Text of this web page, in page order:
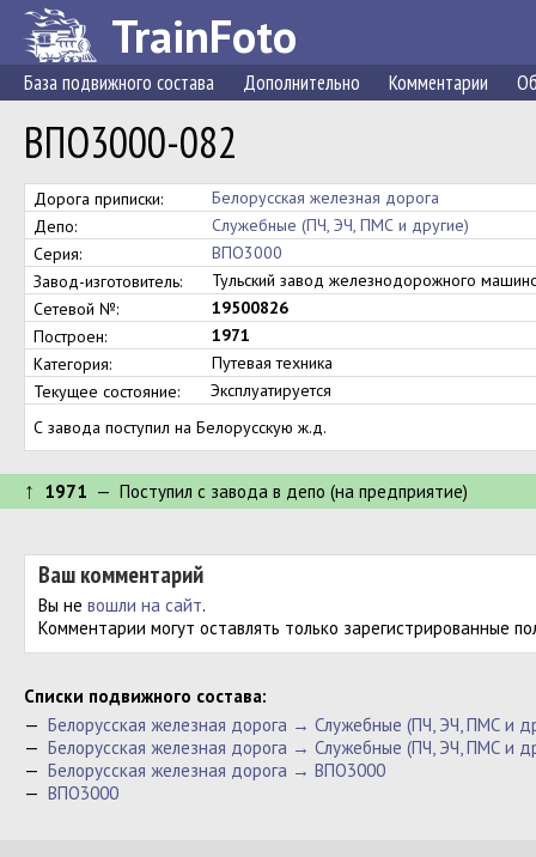
TrainFoto
База подвижного состава Дополнительно Комментарии
ВПО3000-082
Дорога приписки:
Белорусская железная дорога
Депо:
Служебные (ПЧ, ЭЧ, ПМС и другие)
Серия:
ВПО3000
Завод-изготовитель:
Тульский завод железнодорожного
Сетевой №:
19500826
Построен:
1971
Категория:
Путевая техника
Текущее состояние:
Эксплуатируется
С завода поступил на Белорусскую ж.д.
↑ 1971 — Поступил c завода в депо (на предприятие)
Ваш комментарий
Вы не вошли на сайт.
Комментарии могут оставлять только зарегистрированные
Cписки подвижного состава:
— Белорусская железная дорога → Служебные (ПЧ, ЭЧ, ПМС и
— Белорусская железная дорога → Служебные (ПЧ, ЭЧ, ПМС и
— Белорусская железная дорога → ВПО3000
— ВПО3000